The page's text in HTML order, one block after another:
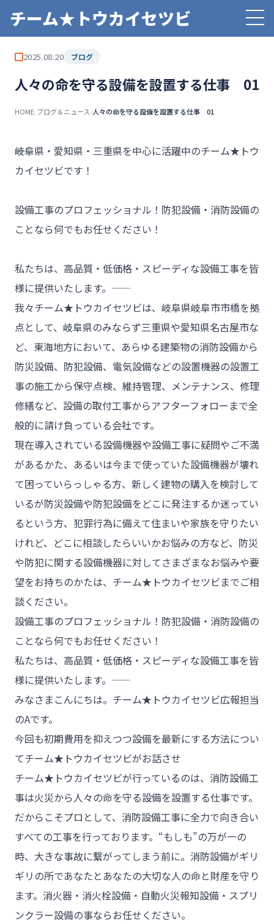
チーム★トウカイセツビ
チーム★トウカイセツビ
- HOME
- トウカイセツビについて
- トウカイセツビが選ばれる理由
- 介護施設事業者様
- 不動産管理会社様・アパートマンションオーナー様
2025.08.20 ブログ
人々の命を守る設備を設置する仕事 01
HOME/ブログ＆ニュース/人々の命を守る設備を設置する仕事 01
――岐阜県・愛知県・三重県を中心に活躍中のチーム★トウ
カイセツビです！
設備工事のプロフェッショナル！防犯設備・消防設備の
ことなら何でもお任せください！
私たちは、高品質・低価格・スピーディな設備工事を皆
様に提供いたします。――
我々チーム★トウカイセツビは、岐阜県岐阜市市橋を拠
点として、岐阜県のみならず三重県や愛知県名古屋市な
ど、東海地方において、あらゆる建築物の消防設備から
防災設備、防犯設備、電気設備などの設置機器の設置工
事の施工から保守点検、維持管理、メンテナンス、修理
修繕など、設備の取付工事からアフターフォローまで全
般的に請け負っている会社です。
現在導入されている設備機器や設備工事に疑問やご不満
があるかた、あるいは今まで使っていた設備機器が壊れ
て困っていらっしゃる方、新しく建物の購入を検討して
いるが防災設備や防犯設備をどこに発注するか迷ってい
るという方、犯罪行為に備えて住まいや家族を守りたい
けれど、どこに相談したらいいかお悩みの方など、防災
や防犯に関する設備機器に対してさまざまなお悩みや要
望をお持ちのかたは、チーム★トウカイセツビまでご相
談ください。
設備工事のプロフェッショナル！防犯設備・消防設備の
ことなら何でもお任せください！
私たちは、高品質・低価格・スピーディな設備工事を皆
様に提供いたします。――
みなさまこんにちは。チーム★トウカイセツビ広報担当
のAです。
今回も初期費用を抑えつつ設備を最新にする方法につい
てチーム★トウカイセツビがお話させ
チーム★トウカイセツビが行っているのは、消防設備工
事は火災から人々の命を守る設備を設置する仕事です。
だからこそプロとして、消防設備工事に全力で向き合い
すべての工事を行っております。“もしも”の万が一の
時、大きな事故に繋がってしまう前に。消防設備がギリ
ギリの所であなたとあなたの大切な人の命と財産を守り
ます。消火器・消火栓設備・自動火災報知設備・スプリ
ンクラー設備の事ならお任せください。